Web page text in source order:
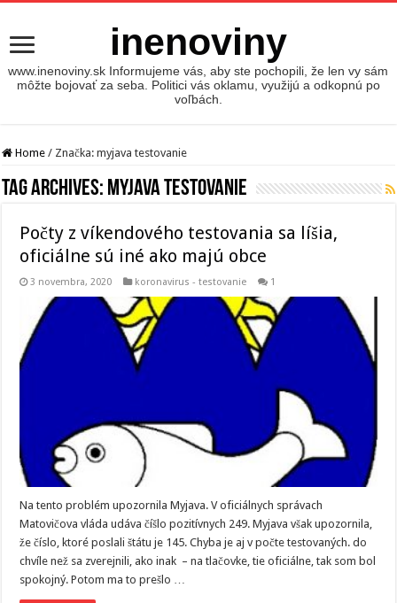
inenoviny
www.inenoviny.sk Informujeme vás, aby ste pochopili, že len vy sám
môžte bojovať za seba. Politici vás oklamu, využijú a odkopnú po
voľbách.
Home / Značka:myjava testovanie
Tag Archives: myjava testovanie
Počty z víkendového testovania sa líšia,
oficiálne sú iné ako majú obce
3 novembra, 2020 koronavirus - testovanie 1
Na tento problém upozornila Myjava. V oficiálnych správach
Matovičova vláda udáva číšlo pozitívnych 249. Myjava však upozornila,
že číslo, ktoré poslali štátu je 145. Chyba je aj v počte testovaných. do
chvíle než sa zverejnili, ako inak – na tlačovke, tie oficiálne, tak som bol
spokojný. Potom ma to prešlo …